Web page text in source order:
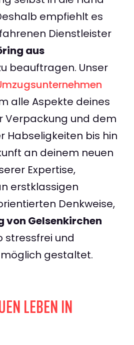
empfiehlt es
Dienstleister
aus
beauftragen. Unser
alle Aspekte deines
Verpackung und dem
Habseligkeiten bis hin
an deinem neuen
Expertise,
erstklassigen
Denkweise,
von Gelsenkirchen
stressfrei und
gestaltet.
LEBEN IN